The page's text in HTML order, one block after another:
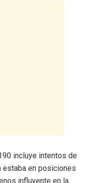
incluye intentos de
estaba en posiciones
influyente en la